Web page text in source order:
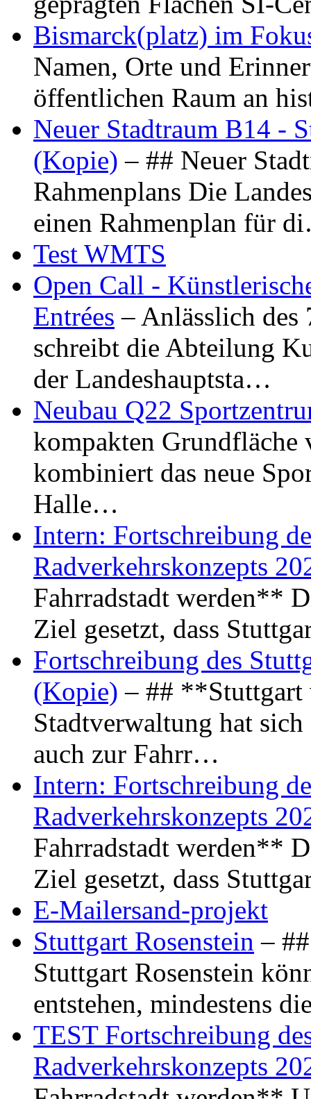
Bismarck(platz) im
Namen, Orte und
öffentlichen Raum an
Neuer Stadtraum B14 -
(Kopie) – ## Neuer
Rahmenplans Die
einen Rahmenplan für
Test WMTS
Open Call -
Entrées – Anlässlich
schreibt die Abteilung
der Landeshauptsta…
Neubau Q22
kompakten Grundfläche
kombiniert das neue
Halle…
Intern: Fortschreibung
Radverkehrskonzepts
Fahrradstadt werden**
Ziel gesetzt, dass
Fortschreibung des
(Kopie) – ## **Stuttgart
Stadtverwaltung hat
auch zur Fahrr…
Intern: Fortschreibung
Radverkehrskonzepts
Fahrradstadt werden**
Ziel gesetzt, dass
E-Mailersand-projekt
Stuttgart Rosenstein –
Stuttgart Rosenstein
entstehen, mindestens
TEST Fortschreibung
Radverkehrskonzepts